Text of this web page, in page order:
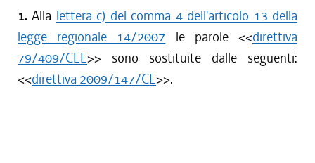
1.Alla lettera c) del comma 4 dell'articolo 13 della
legge regionale 14/2007 le parole <<direttiva
79/409/CEE>> sono sostituite dalle seguenti:
<<direttiva 2009/147/CE>>.